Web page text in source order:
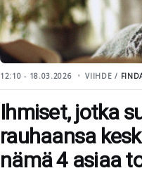
12:10 - 18.03.2026 VIIHDE /
Ihmiset, jotka
rauhaansa
nämä 4 asiaa